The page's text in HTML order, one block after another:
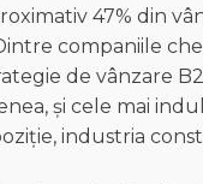
47% din
companiile
de vânzare
și cele mai
industria